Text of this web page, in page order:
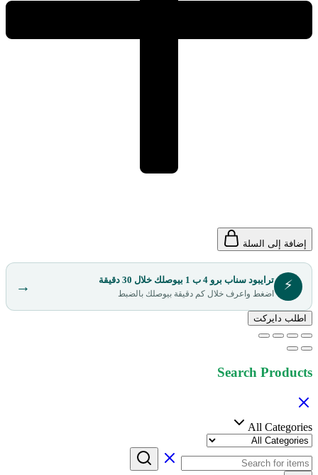
إضافة إلى السلة
⚡ ترايبود سناب برو 4 ب 1 بيوصلك خلال 30 دقيقة
اضغط واعرف خلال كم دقيقة بيوصلك بالضبط →
اطلب دايركت
Search Products
All Categories